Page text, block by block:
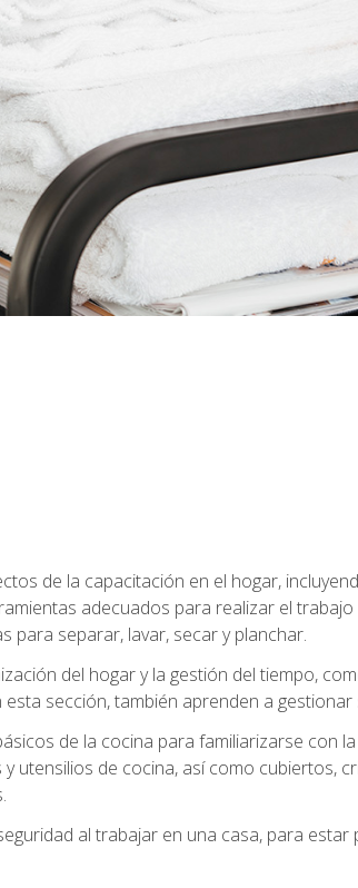
de la capacitación en el hogar,
adecuados para realizar el
para separar, lavar, secar y planchar.
del hogar y la gestión del tiempo,
sección, también aprenden a
de la cocina para familiarizarse con
utensilios de cocina, así como cubiertos,
al trabajar en una casa, para